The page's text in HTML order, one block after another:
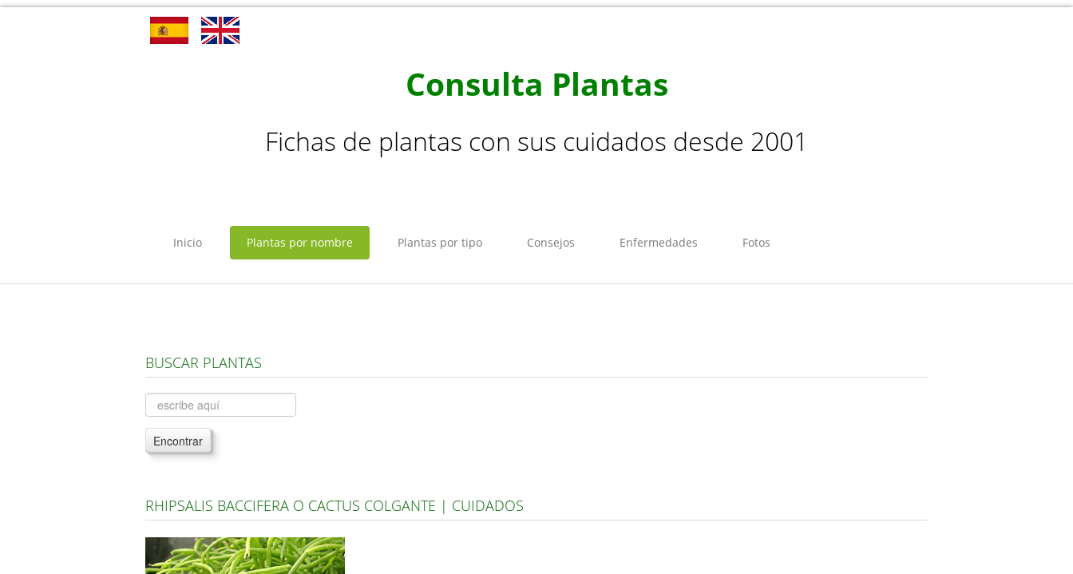
Consulta Plantas
Fichas de plantas con sus cuidados desde 2001
Inicio Plantas por nombre Plantas por tipo Consejos Enfermedades Fotos
BUSCAR PLANTAS
Encontrar
RHIPSALIS BACCIFERA O CACTUS COLGANTE | CUIDADOS